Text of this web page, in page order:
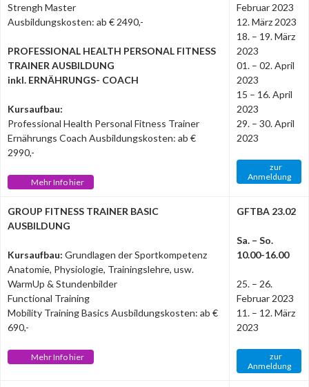
Strengh Master
Ausbildungskosten: ab € 2490,-
PROFESSIONAL HEALTH PERSONAL FITNESS
TRAINER AUSBILDUNG
inkl. ERNÄHRUNGS- COACH
Kursaufbau:
Professional Health Personal Fitness Trainer
Ernährungs Coach Ausbildungskosten: ab €
2990,-
Mehr Info hier
Februar 2023
12. März 2023
18. – 19. März
2023
01. – 02. April
2023
15 – 16. April
2023
29. – 30. April
2023
zur
Anmeldung
GROUP FITNESS TRAINER BASIC
AUSBILDUNG
Kursaufbau: Grundlagen der Sportkompetenz
Anatomie, Physiologie, Trainingslehre, usw.
WarmUp & Stundenbilder
Functional Training
Mobility Training Basics Ausbildungskosten: ab €
690,-
Mehr Info hier
GFTBA 23.02
Sa. – So.
10.00-16.00
25. – 26.
Februar 2023
11. – 12. März
2023
zur
Anmeldung